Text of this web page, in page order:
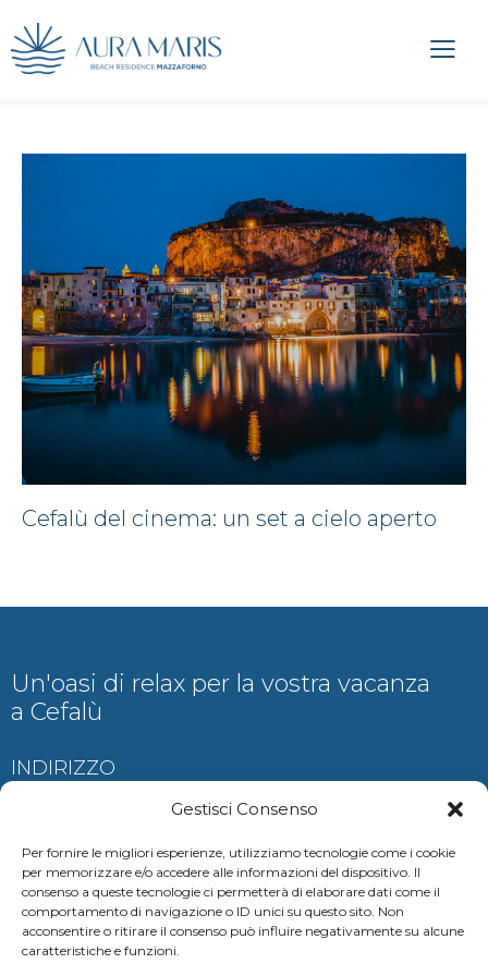
Gestisci Consenso
Per fornire le migliori esperienze, utilizziamo tecnologie come i cookie
per memorizzare e/o accedere alle informazioni del dispositivo. Il
consenso a queste tecnologie ci permetterà di elaborare dati come il
comportamento di navigazione o ID unici su questo sito. Non
acconsentire o ritirare il consenso può influire negativamente su alcune
caratteristiche e funzioni.
Cefalù del cinema: un set a cielo aperto
Un'oasi di relax per la vostra vacanza
a Cefalù
INDIRIZZO
Contrada Ogliastrillo, Cefalù
CONTATTI
auramariscefalu@gmail.com